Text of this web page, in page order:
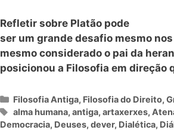
Refletir sobre Platão pode
ser um grande desafio mesmo
mesmo considerado o pai da
posicionou a Filosofia em direção
Categorias
Filosofia Antiga, Filosofia do Direito,
Tags
alma humana, antiga, artaxerxes,
Democracia, Deuses, dever, Dialética,